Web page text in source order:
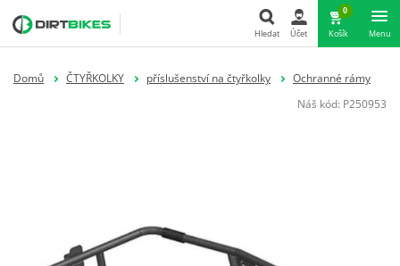
Hledat
Hledat Účet
0
Košík Menu
Domů ČTYŘKOLKY příslušenství na čtyřkolky
Ochranné rámy
Náš kód: P250953